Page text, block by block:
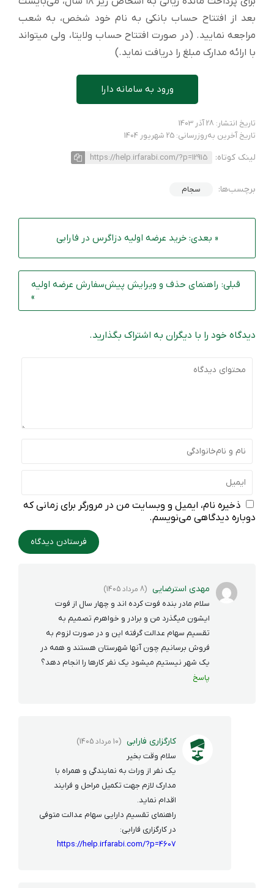
بعد از افتتاح حساب بانکی به نام خود شخص، به شعب
مراجعه نمایید. (در صورت افتتاح حساب ولایتا، ولی میتواند
با ارائه مدارک مبلغ را دریافت نماید.)
ورود به سامانه دارا
تاریخ انتشار: 28 آذر 1403
تاریخ آخرین به‌روزرسانی: 25 شهریور 1404
لینک کوتاه: https://help.irfarabi.com/?p=12915
برچسب‌ها: سجام
« بعدی: خرید عرضه اولیه دزاگرس در فارابی
قبلی: راهنمای حذف و ویرایش پیش‌سفارش عرضه اولیه
»
دیدگاه خود را با دیگران به اشتراک بگذارید.
ذخیره نام، ایمیل و وبسایت من در مرورگر برای زمانی که
دوباره دیدگاهی می‌نویسم.
مهدی استرضایی (8 مرداد 1405)
سلام مادر بنده فوت کرده اند و چهار سال از فوت
ایشون میگذرد من و برادر و خواهرم تصمیم به
تقسیم سهام عدالت گرفته این و در صورت لزوم به
فروش برسانیم چون آنها شهرستان هستند و همه در
یک شهر نیستیم میشود یک نفر کارها را انجام دهد؟
پاسخ
کارگزاری فارابی (10 مرداد 1405)
سلام وقت بخیر
یک نفر از وراث به نمایندگی و همراه با
مدارک لازم جهت تکمیل مراحل و فرایند
اقدام نماید.
راهنمای تقسیم دارایی سهام عدالت متوفی
در کارگزاری فارابی:
https://help.irfarabi.com/?p=4607